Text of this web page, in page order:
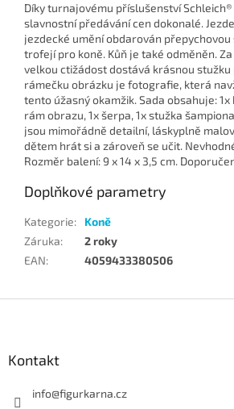
Díky turnajovému příslušenství Schleich®
slavnostní předávání cen dokonalé.
jezdecké umění obdarován přepychovou
trofejí pro koně. Kůň je také odměněn.
velkou ctižádost dostává krásnou stužku
rámečku obrázku je fotografie, která
tento úžasný okamžik. Sada obsahuje:
rám obrazu, 1x šerpa, 1x stužka
jsou mimořádně detailní, láskyplně
dětem hrát si a zároveň se učit.
Rozměr balení: 9 x 14 x 3,5 cm.
Doplňkové parametry
Kategorie:
Koně
Záruka:
2 roky
EAN: 4059433380506
Kontakt
info@figurkarna.cz